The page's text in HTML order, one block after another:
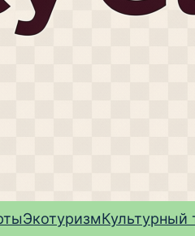
ЭкотуризмКультурный